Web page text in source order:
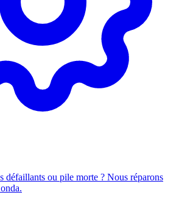
défaillants ou pile morte ? Nous réparons